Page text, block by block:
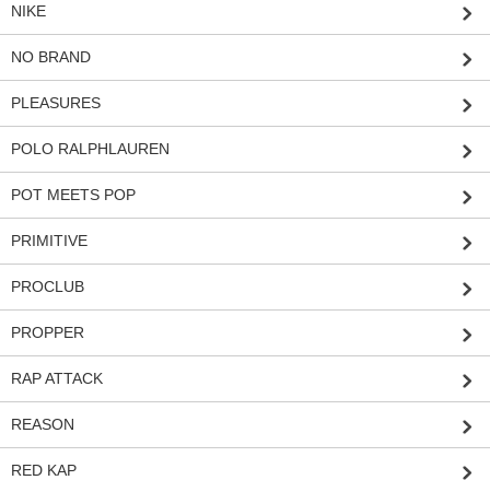
NIKE
NO BRAND
PLEASURES
POLO RALPHLAUREN
POT MEETS POP
PRIMITIVE
PROCLUB
PROPPER
RAP ATTACK
REASON
RED KAP